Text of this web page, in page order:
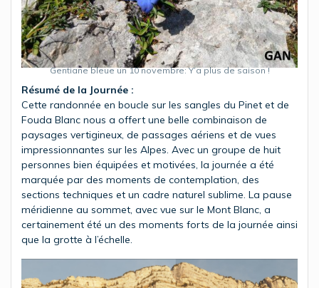
Gentiane bleue un 10 novembre: Y’a plus de saison !
Résumé de la Journée :
Cette randonnée en boucle sur les sangles du Pinet et de
Fouda Blanc nous a offert une belle combinaison de
paysages vertigineux, de passages aériens et de vues
impressionnantes sur les Alpes. Avec un groupe de huit
personnes bien équipées et motivées, la journée a été
marquée par des moments de contemplation, des
sections techniques et un cadre naturel sublime. La pause
méridienne au sommet, avec vue sur le Mont Blanc, a
certainement été un des moments forts de la journée ainsi
que la grotte à l’échelle.